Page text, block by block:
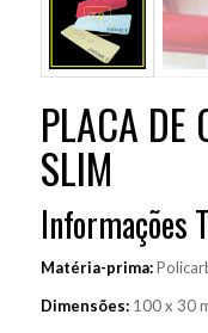
PLACA DE
SLIM
Informações
Matéria-prima:
Dimensões:100 x 30